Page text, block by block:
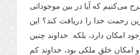
می‌کنیم که آیا در بین موجوداتی
رحمت خدا را دریافت کند؟ این
امکان دارد، بلکه خداوند چنین
خلق ملکی بود، خداوند کم